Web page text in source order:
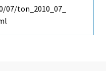
ton_2010_07_